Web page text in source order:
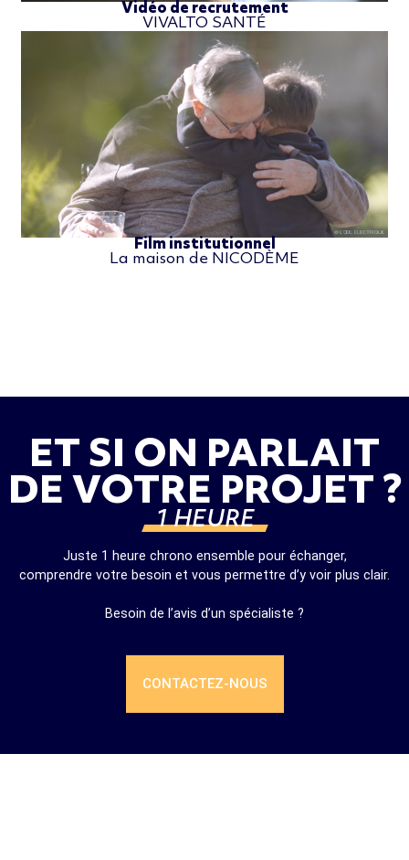
Vidéo de recrutement
VIVALTO SANTÉ
Film institutionnel
La maison de NICODÈME
ET SI ON PARLAIT
DE VOTRE PROJET ?
1 HEURE
Juste 1 heure chrono ensemble pour échanger,
comprendre votre besoin et vous permettre d’y voir plus clair.
Besoin de l’avis d’un spécialiste ?
CONTACTEZ-NOUS